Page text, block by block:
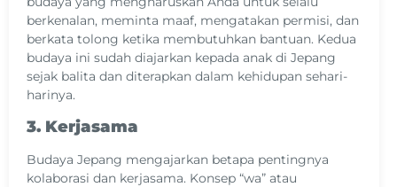
berkenalan, meminta maaf, mengatakan permisi, dan
berkata tolong ketika membutuhkan bantuan. Kedua
budaya ini sudah diajarkan kepada anak di Jepang
sejak balita dan diterapkan dalam kehidupan sehari-
harinya.
3. Kerjasama
Budaya Jepang mengajarkan betapa pentingnya
kolaborasi dan kerjasama. Konsep “wa” atau